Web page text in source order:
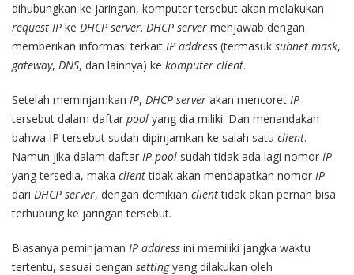
dihubungkan ke jaringan, komputer tersebut akan melakukan
request IP ke DHCP server. DHCP server menjawab dengan
memberikan informasi terkait IP address (termasuk subnet mask,
gateway, DNS, dan lainnya) ke komputer client.
Setelah meminjamkan IP, DHCP server akan mencoret IP
tersebut dalam daftar pool yang dia miliki. Dan menandakan
bahwa IP tersebut sudah dipinjamkan ke salah satu client.
Namun jika dalam daftar IP pool sudah tidak ada lagi nomor IP
yang tersedia, maka clienttidak akan mendapatkan nomor IP
dari DHCP server, dengan demikian clienttidak akan pernah bisa
terhubung ke jaringan tersebut.
Biasanya peminjaman IP address ini memiliki jangka waktu
tertentu, sesuai dengan settingyang dilakukan oleh